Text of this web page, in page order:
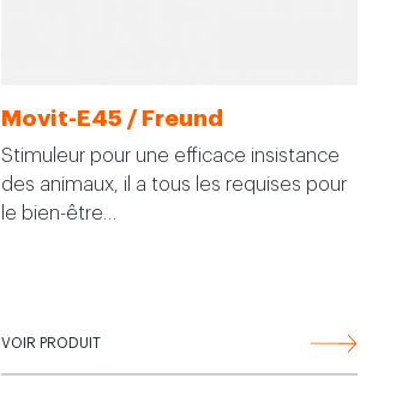
Movit-E45 / Freund
Stimuleur pour une efficace insistance
des animaux, il a tous les requises pour
le bien-être…
VOIR PRODUIT